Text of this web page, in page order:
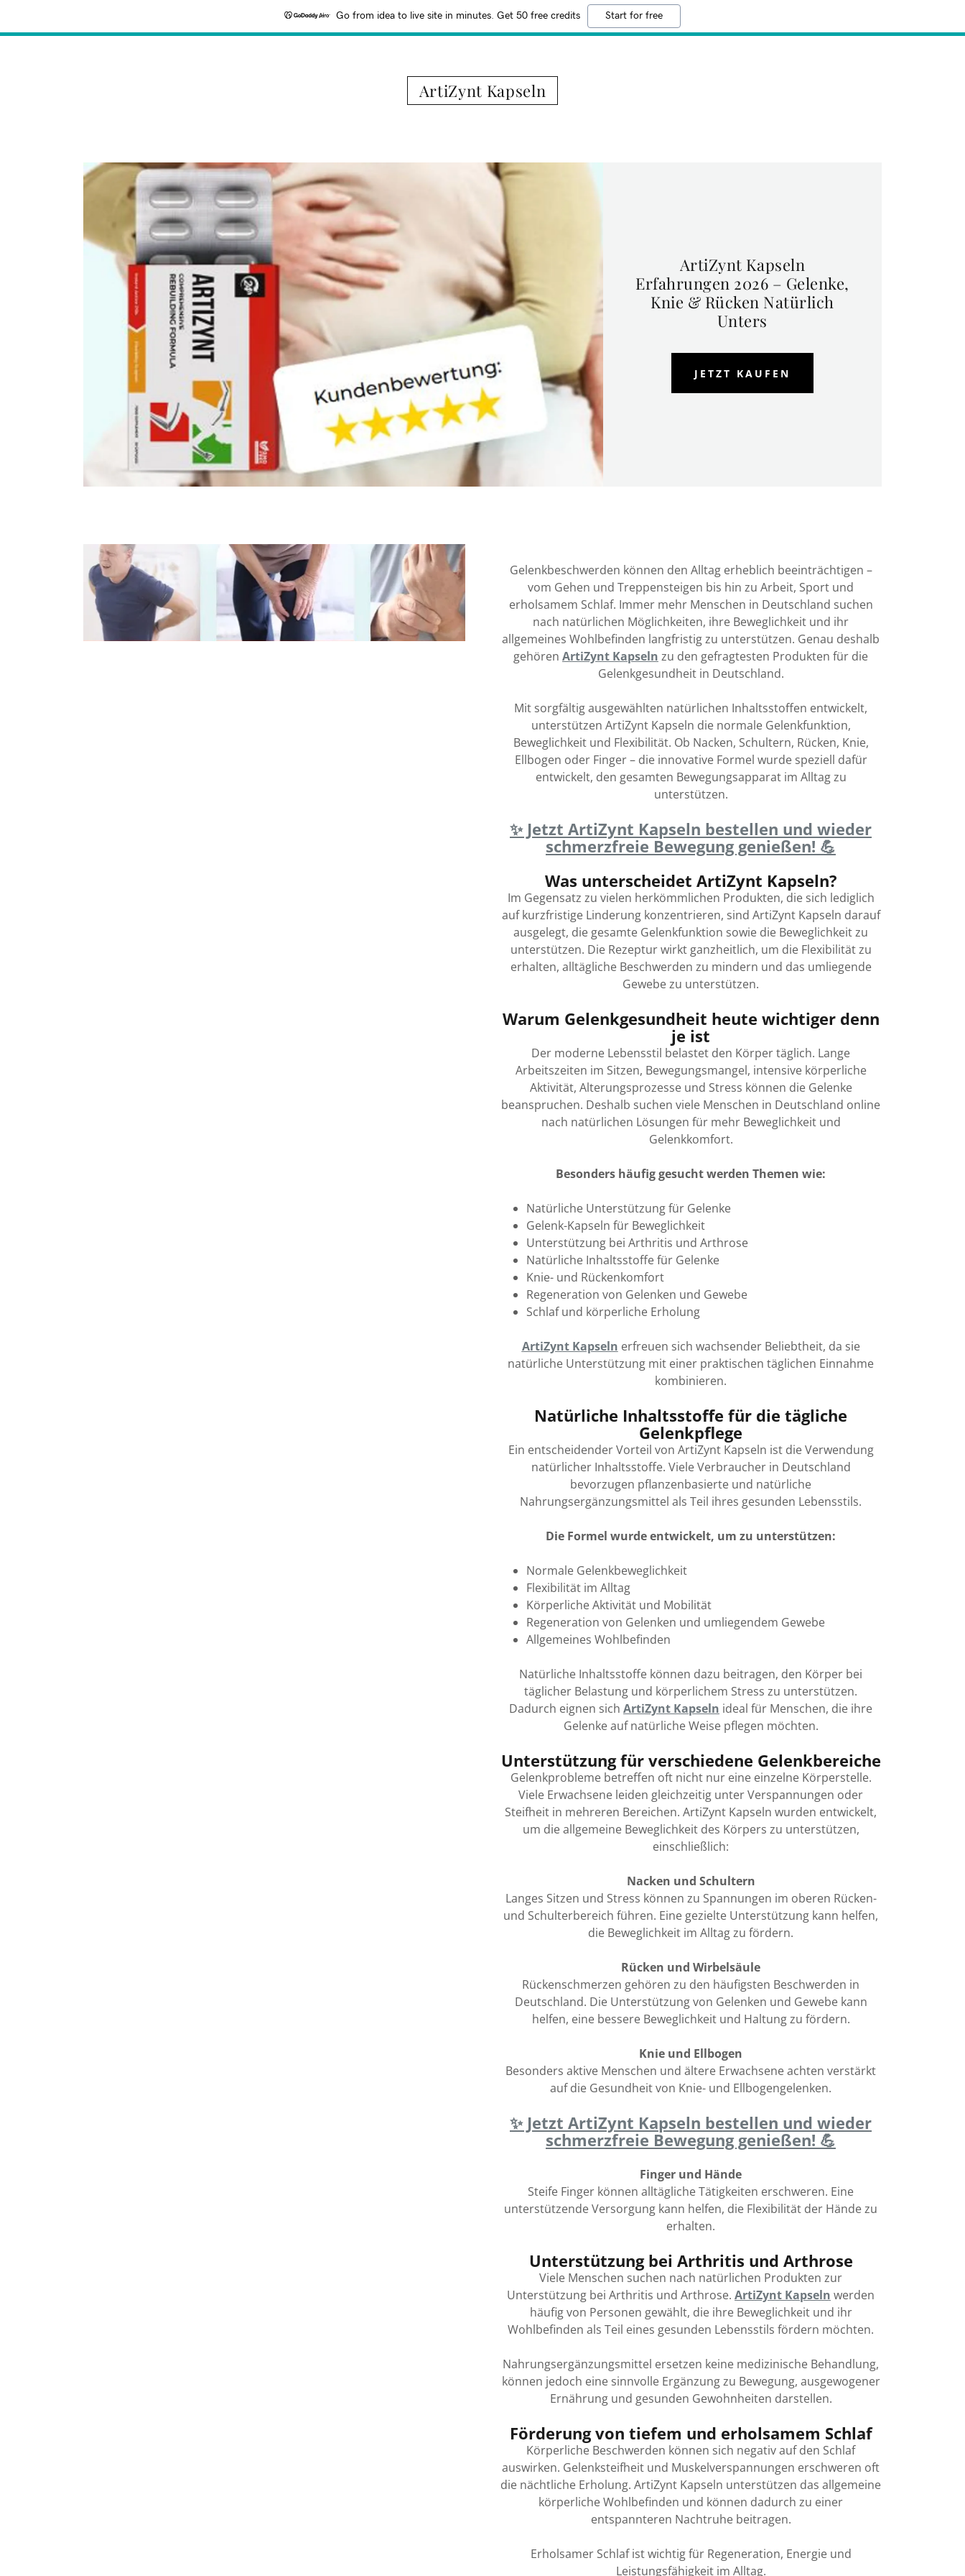
Go from idea to live site in minutes. Get 50 free credits Start for free
ArtiZynt Kapseln
ArtiZynt Kapseln
Erfahrungen 2026 – Gelenke,
Knie & Rücken Natürlich
Unters
JETZT KAUFEN
Gelenkbeschwerden können den Alltag erheblich beeinträchtigen –
vom Gehen und Treppensteigen bis hin zu Arbeit, Sport und
erholsamem Schlaf. Immer mehr Menschen in Deutschland suchen
nach natürlichen Möglichkeiten, ihre Beweglichkeit und ihr
allgemeines Wohlbefinden langfristig zu unterstützen. Genau deshalb
gehören ArtiZynt Kapseln zu den gefragtesten Produkten für die
Gelenkgesundheit in Deutschland.
Mit sorgfältig ausgewählten natürlichen Inhaltsstoffen entwickelt,
unterstützen ArtiZynt Kapseln die normale Gelenkfunktion,
Beweglichkeit und Flexibilität. Ob Nacken, Schultern, Rücken, Knie,
Ellbogen oder Finger – die innovative Formel wurde speziell dafür
entwickelt, den gesamten Bewegungsapparat im Alltag zu
unterstützen.
✨ Jetzt ArtiZynt Kapseln bestellen und wieder
schmerzfreie Bewegung genießen! 💪
Was unterscheidet ArtiZynt Kapseln?
Im Gegensatz zu vielen herkömmlichen Produkten, die sich lediglich
auf kurzfristige Linderung konzentrieren, sind ArtiZynt Kapseln darauf
ausgelegt, die gesamte Gelenkfunktion sowie die Beweglichkeit zu
unterstützen. Die Rezeptur wirkt ganzheitlich, um die Flexibilität zu
erhalten, alltägliche Beschwerden zu mindern und das umliegende
Gewebe zu unterstützen.
Warum Gelenkgesundheit heute wichtiger denn
je ist
Der moderne Lebensstil belastet den Körper täglich. Lange
Arbeitszeiten im Sitzen, Bewegungsmangel, intensive körperliche
Aktivität, Alterungsprozesse und Stress können die Gelenke
beanspruchen. Deshalb suchen viele Menschen in Deutschland online
nach natürlichen Lösungen für mehr Beweglichkeit und
Gelenkkomfort.
Besonders häufig gesucht werden Themen wie:
Natürliche Unterstützung für Gelenke
Gelenk-Kapseln für Beweglichkeit
Unterstützung bei Arthritis und Arthrose
Natürliche Inhaltsstoffe für Gelenke
Knie- und Rückenkomfort
Regeneration von Gelenken und Gewebe
Schlaf und körperliche Erholung
ArtiZynt Kapseln erfreuen sich wachsender Beliebtheit, da sie
natürliche Unterstützung mit einer praktischen täglichen Einnahme
kombinieren.
Natürliche Inhaltsstoffe für die tägliche
Gelenkpflege
Ein entscheidender Vorteil von ArtiZynt Kapseln ist die Verwendung
natürlicher Inhaltsstoffe. Viele Verbraucher in Deutschland
bevorzugen pflanzenbasierte und natürliche
Nahrungsergänzungsmittel als Teil ihres gesunden Lebensstils.
Die Formel wurde entwickelt, um zu unterstützen:
Normale Gelenkbeweglichkeit
Flexibilität im Alltag
Körperliche Aktivität und Mobilität
Regeneration von Gelenken und umliegendem Gewebe
Allgemeines Wohlbefinden
Natürliche Inhaltsstoffe können dazu beitragen, den Körper bei
täglicher Belastung und körperlichem Stress zu unterstützen.
Dadurch eignen sich ArtiZynt Kapseln ideal für Menschen, die ihre
Gelenke auf natürliche Weise pflegen möchten.
Unterstützung für verschiedene Gelenkbereiche
Gelenkprobleme betreffen oft nicht nur eine einzelne Körperstelle.
Viele Erwachsene leiden gleichzeitig unter Verspannungen oder
Steifheit in mehreren Bereichen. ArtiZynt Kapseln wurden entwickelt,
um die allgemeine Beweglichkeit des Körpers zu unterstützen,
einschließlich:
Nacken und Schultern
Langes Sitzen und Stress können zu Spannungen im oberen Rücken-
und Schulterbereich führen. Eine gezielte Unterstützung kann helfen,
die Beweglichkeit im Alltag zu fördern.
Rücken und Wirbelsäule
Rückenschmerzen gehören zu den häufigsten Beschwerden in
Deutschland. Die Unterstützung von Gelenken und Gewebe kann
helfen, eine bessere Beweglichkeit und Haltung zu fördern.
Knie und Ellbogen
Besonders aktive Menschen und ältere Erwachsene achten verstärkt
auf die Gesundheit von Knie- und Ellbogengelenken.
✨ Jetzt ArtiZynt Kapseln bestellen und wieder
schmerzfreie Bewegung genießen! 💪
Finger und Hände
Steife Finger können alltägliche Tätigkeiten erschweren. Eine
unterstützende Versorgung kann helfen, die Flexibilität der Hände zu
erhalten.
Unterstützung bei Arthritis und Arthrose
Viele Menschen suchen nach natürlichen Produkten zur
Unterstützung bei Arthritis und Arthrose. ArtiZynt Kapseln werden
häufig von Personen gewählt, die ihre Beweglichkeit und ihr
Wohlbefinden als Teil eines gesunden Lebensstils fördern möchten.
Nahrungsergänzungsmittel ersetzen keine medizinische Behandlung,
können jedoch eine sinnvolle Ergänzung zu Bewegung, ausgewogener
Ernährung und gesunden Gewohnheiten darstellen.
Förderung von tiefem und erholsamem Schlaf
Körperliche Beschwerden können sich negativ auf den Schlaf
auswirken. Gelenksteifheit und Muskelverspannungen erschweren oft
die nächtliche Erholung. ArtiZynt Kapseln unterstützen das allgemeine
körperliche Wohlbefinden und können dadurch zu einer
entspannteren Nachtruhe beitragen.
Erholsamer Schlaf ist wichtig für Regeneration, Energie und
Leistungsfähigkeit im Alltag.